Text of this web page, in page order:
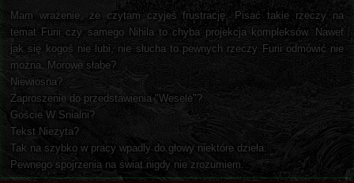
Mam wrażenie, że czytam czyjeś frustrację. Pisać takie rzeczy na
temat Furii czy samego Nihila to chyba projekcja kompleksów. Nawet
jak się kogoś nie lubi, nie słucha to pewnych rzeczy Furii odmówić nie
można. Morowe słabe?
Niewiosna?
Zaproszenie do przedstawienia "Wesele"?
Goście W Snialni?
Tekst Niezyta?
Tak na szybko w pracy wpadly do głowy niektóre dzieła.
Pewnego spojrzenia na świat nigdy nie zrozumiem.